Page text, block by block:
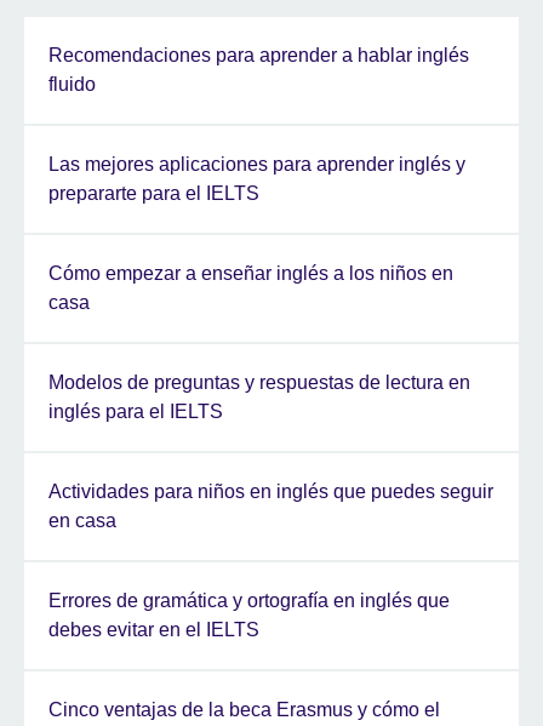
Recomendaciones para aprender a hablar inglés
fluido
Las mejores aplicaciones para aprender inglés y
prepararte para el IELTS
Cómo empezar a enseñar inglés a los niños en
casa
Modelos de preguntas y respuestas de lectura en
inglés para el IELTS
Actividades para niños en inglés que puedes seguir
en casa
Errores de gramática y ortografía en inglés que
debes evitar en el IELTS
Cinco ventajas de la beca Erasmus y cómo el